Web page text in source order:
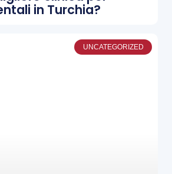
in Turchia?
UNCATEGORIZED